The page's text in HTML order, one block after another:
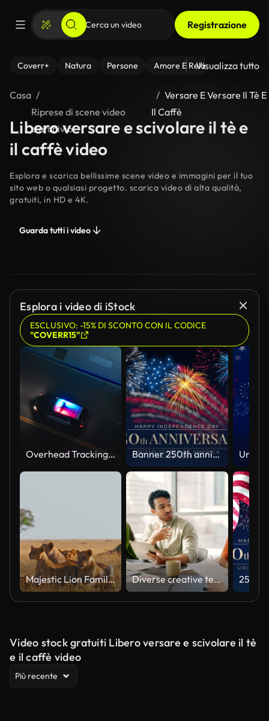
Registrazione
Coverr+ Natura Persone Amore E Relazioni Il
Visualizza tutto
Casa
Riprese di scene video
d’archivio
Versare E Versare Il Tè E
Il Caffè
Libero versare e scivolare il tè e
il caffè video
Esplora e scarica bellissime scene video e immagini per il tuo
sito web o qualsiasi progetto. scarica video di alta qualità,
gratuiti, in HD e 4K.
Guarda tutti i video
Esplora i video di iStock
ESCLUSIVO: -15% DI SCONTO CON IL CODICE
"COVERR15"
Overhead Tracking Drone Shot of a Police Car Driving on a City Street with Lights On at Night Banner 250th anniversary of the USA. 250 years of independence. 4th of july 2026 usa independence day, video greeting card. US flag fireworks on blue sky background. Fourth of july. 4k seamless loop
Majestic Lion Family Relaxing in Natural Habitat Under Soft Light Diverse creative team collaborating on a marketing strategy in an office meeting
Video stock gratuiti Libero versare e scivolare il tè
e il caffè video
Più recente